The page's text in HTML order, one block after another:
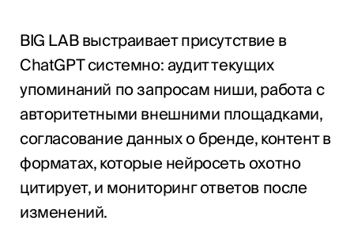
BIG LAB выстраивает присутствие в
ChatGPT системно: аудит текущих
упоминаний по запросам ниши, работа с
авторитетными внешними площадками,
согласование данных о бренде, контент в
форматах, которые нейросеть охотно
цитирует, и мониторинг ответов после
изменений.